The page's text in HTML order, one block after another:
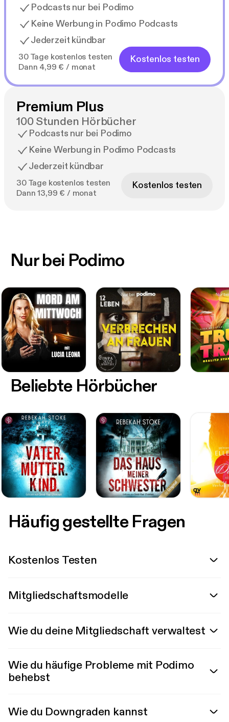
Podcasts nur bei Podimo
Keine Werbung in Podimo Podcasts
Jederzeit kündbar
30 Tage kostenlos testen
Dann 4,99 € / monat
Kostenlos testen
Premium Plus
100 Stunden Hörbücher
Podcasts nur bei Podimo
Keine Werbung in Podimo Podcasts
Jederzeit kündbar
30 Tage kostenlos testen
Dann 13,99 € / monat
Kostenlos testen
Nur bei Podimo
Beliebte Hörbücher
Häufig gestellte Fragen
Kostenlos Testen
Mitgliedschaftsmodelle
Wie du deine Mitgliedschaft verwaltest
Wie du häufige Probleme mit Podimo
behebst
Wie du Downgraden kannst